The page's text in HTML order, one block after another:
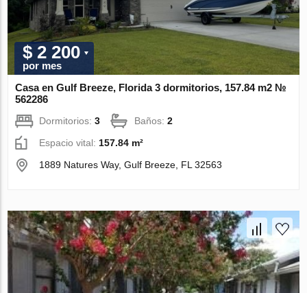
$ 2 200
por mes
Casa en Gulf Breeze, Florida 3 dormitorios, 157.84 m2 №
562286
Dormitorios:3 Baños:2
Espacio vital:157.84 m²
1889 Natures Way, Gulf Breeze, FL 32563